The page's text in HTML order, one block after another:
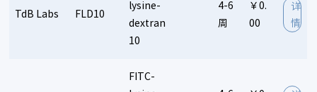
TdB Labs FLD10
lysine-
dextran
10
4-6
周
￥0.
00
详
情
FITC-